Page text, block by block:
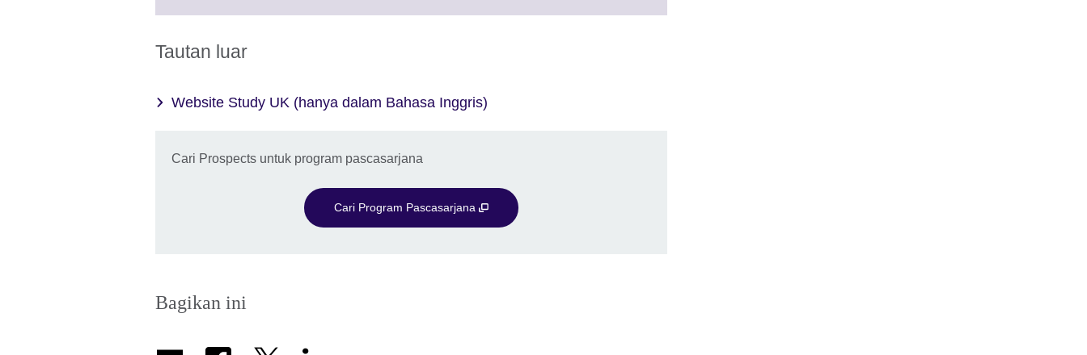
Tautan luar
Website Study UK (hanya dalam Bahasa Inggris)
Cari Prospects untuk program pascasarjana
Cari Program Pascasarjana
Bagikan ini